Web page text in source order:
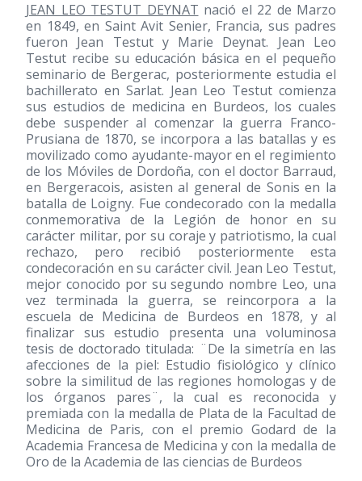
JEAN LEO TESTUT DEYNAT nació el 22 de Marzo
en 1849, en Saint Avit Senier, Francia, sus padres
fueron Jean Testut y Marie Deynat. Jean Leo
Testut recibe su educación básica en el pequeño
seminario de Bergerac, posteriormente estudia el
bachillerato en Sarlat. Jean Leo Testut comienza
sus estudios de medicina en Burdeos, los cuales
debe suspender al comenzar la guerra Franco-
Prusiana de 1870, se incorpora a las batallas y es
movilizado como ayudante-mayor en el regimiento
de los Móviles de Dordoña, con el doctor Barraud,
en Bergeracois, asisten al general de Sonis en la
batalla de Loigny. Fue condecorado con la medalla
conmemorativa de la Legión de honor en su
carácter militar, por su coraje y patriotismo, la cual
rechazo, pero recibió posteriormente esta
condecoración en su carácter civil. Jean Leo Testut,
mejor conocido por su segundo nombre Leo, una
vez terminada la guerra, se reincorpora a la
escuela de Medicina de Burdeos en 1878, y al
finalizar sus estudio presenta una voluminosa
tesis de doctorado titulada: ¨De la simetría en las
afecciones de la piel: Estudio fisiológico y clínico
sobre la similitud de las regiones homologas y de
los órganos pares¨, la cual es reconocida y
premiada con la medalla de Plata de la Facultad de
Medicina de Paris, con el premio Godard de la
Academia Francesa de Medicina y con la medalla de
Oro de la Academia de las ciencias de Burdeos